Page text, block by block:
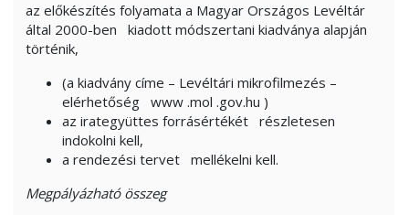
az előkészítés folyamata a Magyar Országos Levéltár
által 2000-ben
kiadott módszertani kiadványa alapján
történik,
(a kiadvány címe – Levéltári mikrofilmezés –
elérhetőség www .mol .gov.hu )
az irategyüttes forrásértékét részletesen
indokolni kell,
a rendezési tervet mellékelni kell.
Megpályázható összeg